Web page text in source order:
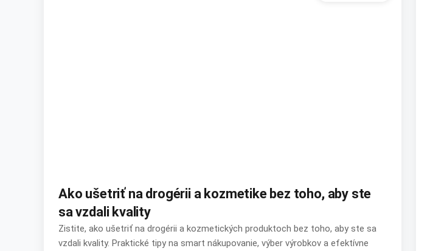
Ako ušetriť na drogérii a kozmetike bez toho, aby ste
sa vzdali kvality
Zistite, ako ušetriť na drogérii a kozmetických produktoch bez toho, aby ste sa
vzdali kvality. Praktické tipy na smart nákupovanie, výber výrobkov a efektívne